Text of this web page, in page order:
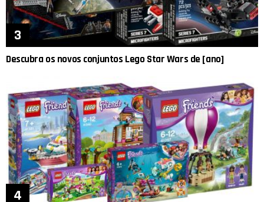
Descubra os novos conjuntos Lego Star Wars de [ano]